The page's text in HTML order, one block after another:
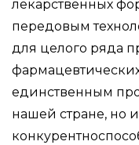
лекарственных
передовым
для целого ряда
единственным
нашей стране, но